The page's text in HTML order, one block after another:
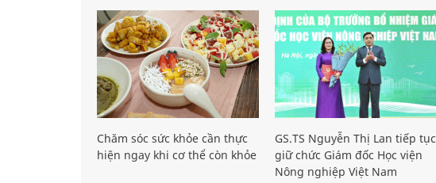
Chăm sóc sức khỏe cần thực
hiện ngay khi cơ thể còn khỏe
GS.TS Nguyễn Thị Lan tiếp tục
giữ chức Giám đốc Học viện
Nông nghiệp Việt Nam